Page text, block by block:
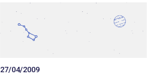
27/04/2009